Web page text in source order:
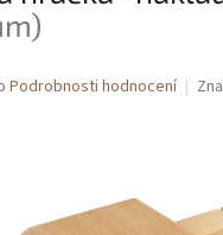
Podrobnosti hodnocení